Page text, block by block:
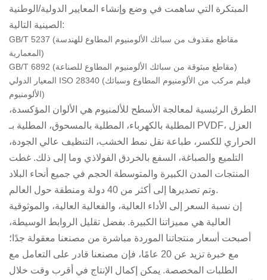
المبتكرة التي ساهمت في وضع وإنشاء المعايير الدولية/الوطنية
الصينية التالية:
GB/T 5237 (مقاطع مقذوف من سبائك الألومنيوم المطاوع للهندسة
المعمارية)
GB/T 6892 (مقاطع مبثوقة من سبائك الألومنيوم المطاوع للصناعة)
المعيار الدولي ISO 28340 (فيلم مركب من الألومنيوم المطاوع وسبائك
الألومنيوم)
الطرق الرئيسية لمعالجة الأسطح للألمنيوم هي الألوان المؤكسدة،
المطلية بالكهرباء، المطلية بالمسحوق، المطلية بـ PVDF، العزل
الحراري للكسر، طباعة نقل نمط الخشب، التنظيف عالي الجودة،
التلميع والصباغة، السفع بالخردق الفولاذي وما إلى ذلك. غطت
المنتجات المدن الكبيرة والمتوسطة الحجم في جميع أنحاء البلاد
وتم تصديرها إلى أكثر من 40 دولة ومنطقة حول العالم.
إن نسبة السعر إلى الأداء العالية، والفعالية العالية، والموثوقية
العالية هي مميزاتنا الكبيرة. بفضل تقليل الروابط الوسيطة،
أصبحت أسعار منتجاتنا الموردة مباشرة من مصنعنا معقولة جدًا؛
مع خبرة تزيد عن 20 عامًا، فإن مصنعنا قادر على التعامل مع
الطلبات المخصصة. يمكن إكمال الإنتاج في أقرب وقت خلال